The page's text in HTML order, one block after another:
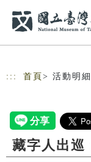
::: 首頁 > 活動明細
藏字人出巡